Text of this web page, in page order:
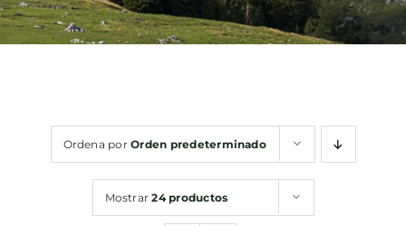
Bebidas
Ordena porOrden predeterminado
Mostrar24 productos